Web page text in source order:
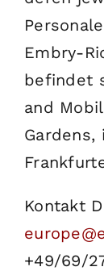
Embry-
befindet
and
Kontakt
+49/69/